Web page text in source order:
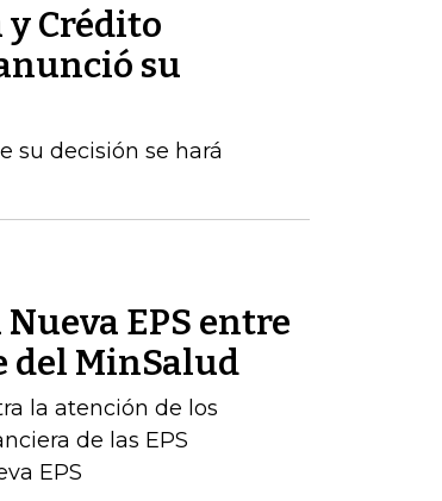
Crédito
su
su decisión se hará
EPS entre
del MinSalud
la atención de los
de las EPS
EPS